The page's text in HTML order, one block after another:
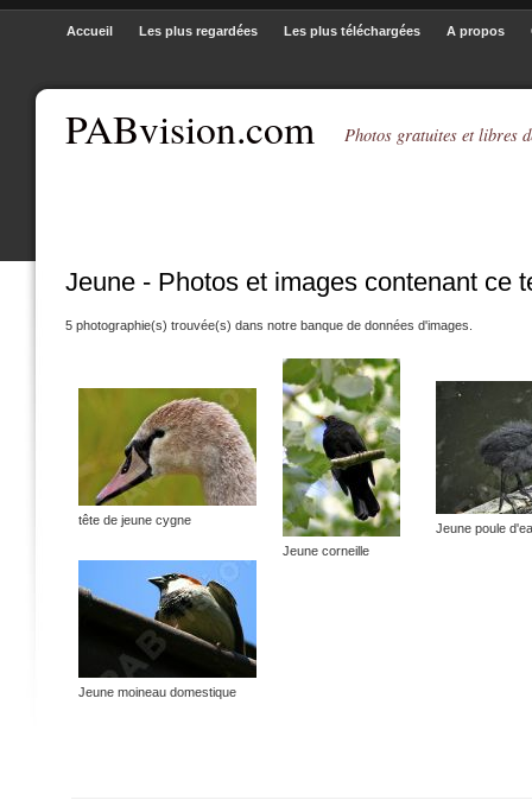
PABvision.com Photos gratuites et libres
Accueil Les plus regardées Les plus téléchargées A propos
Jeune - Photos et images contenant ce
5 photographie(s) trouvée(s) dans notre banque de données d'images.
tête de jeune cygne
Jeune corneille
Jeune poule
Jeune moineau domestique